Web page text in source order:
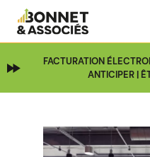
FACTURATION
ANTICIPER |